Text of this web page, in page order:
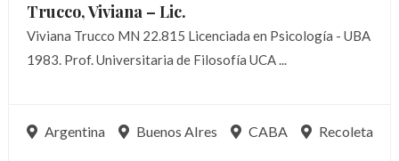
Trucco, Viviana – Lic.
Viviana Trucco MN 22.815 Licenciada en Psicología - UBA
1983. Prof. Universitaria de Filosofía UCA ...
Argentina Buenos AIres CABA Recoleta